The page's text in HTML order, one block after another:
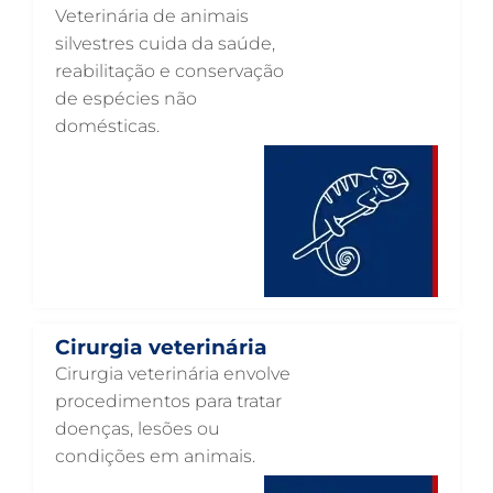
ENDOCRINOLOGIA VETERINÁRIA EM GUARULHOS
EMERGÊNCIA VETERINÁRIA EM GUARULHOS
EMERGÊNCIA PARA PETS EM GUARULHOS
DERMATOLOGIA VETERINÁRIA EM GUARULHOS
CUIDADOS INTENSIVOS EM ANIMAIS EM GUARULHOS
CUIDADOS EM ANIMAIS 24 HORAS EM GUARULHOS
CLÍNICA VETERINÁRIA 24 HORAS EM GUARULHOS
CIRURGIA VETERINÁRIA GERAL EM GUARULHOS
CARDIOLOGISTA VETERINÁRIO EM GUARULHOS
CARDIOLOGIA VETERINÁRIA EM GUARULHOS
Veterinária de animais
silvestres cuida da saúde,
reabilitação e conservação
de espécies não
domésticas.
Cirurgia veterinária
Cirurgia veterinária envolve
procedimentos para tratar
doenças, lesões ou
condições em animais.